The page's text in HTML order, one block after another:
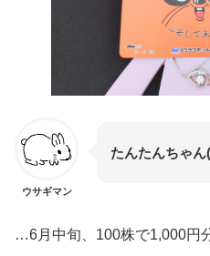
ウサギマン
たんたんちゃ
…6月中旬、100株で1,000円